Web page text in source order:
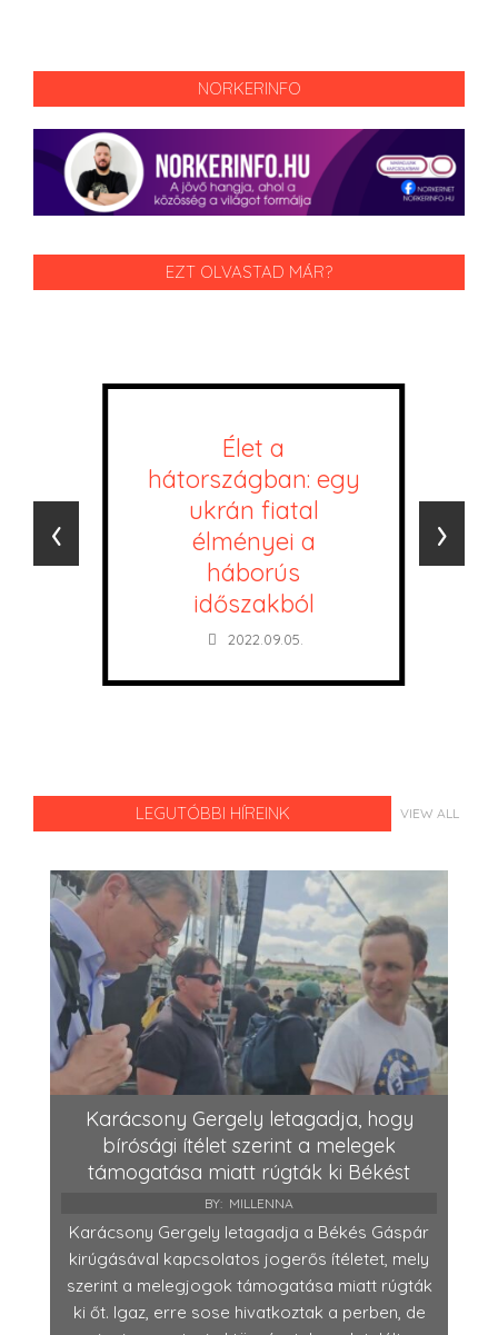
NORKERINFO
EZT OLVASTAD MÁR?
Élet a
hátországban: egy
ukrán fiatal
élményei a
háborús
időszakból
2022.09.05.
‹ ›
LEGUTÓBBI HÍREINK VIEW ALL
Karácsony Gergely letagadja, hogy
bírósági ítélet szerint a melegek
támogatása miatt rúgták ki Békést
BY: MILLENNA
Karácsony Gergely letagadja a Békés Gáspár
kirúgásával kapcsolatos jogerős ítéletet, mely
szerint a melegjogok támogatása miatt rúgták
ki őt. Igaz, erre sose hivatkoztak a perben, de